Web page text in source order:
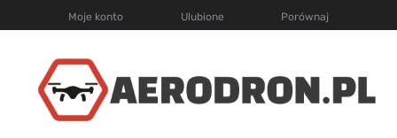
Moje konto Ulubione Porównaj